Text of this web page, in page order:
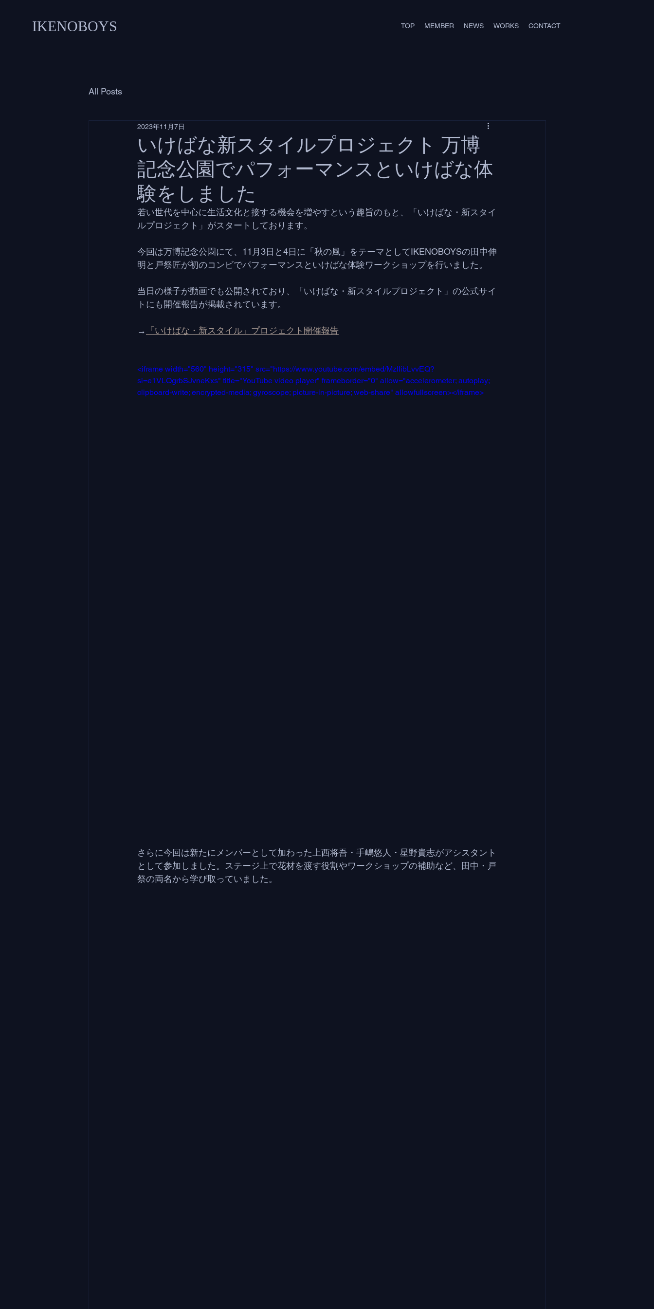
IKENOBOYS TOP MEMBER NEWS WORKS CONTACT
All Posts
いけばな新スタイルプロジェクト 万博
記念公園でパフォーマンスといけばな体
験をしました
2023年11月7日
若い世代を中心に生活文化と接する機会を増やすという趣旨のもと、「いけばな・新スタイ
ルプロジェクト」がスタートしております。
今回は万博記念公園にて、11月3日と4日に「秋の風」をテーマとしてIKENOBOYSの田中伸
明と戸祭匠が初のコンビでパフォーマンスといけばな体験ワークショップを行いました。
当日の様子が動画でも公開されており、「いけばな・新スタイルプロジェクト」の公式サイ
トにも開催報告が掲載されています。
→ 「いけばな・新スタイル」プロジェクト開催報告
<iframe width="560" height="315" src="https://www.youtube.com/embed/MzlIibLvvEQ?
si=e1VLQgrbSJvneKxs" title="YouTube video player" frameborder="0" allow="accelerometer; autoplay;
clipboard-write; encrypted-media; gyroscope; picture-in-picture; web-share" allowfullscreen></iframe>
さらに今回は新たにメンバーとして加わった上西将吾・手嶋悠人・星野貴志がアシスタント
として参加しました。ステージ上で花材を渡す役割やワークショップの補助など、田中・戸
祭の両名から学び取っていました。